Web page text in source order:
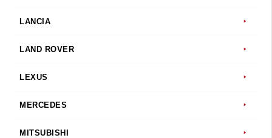
LANCIA
LAND ROVER
LEXUS
MERCEDES
MITSUBISHI